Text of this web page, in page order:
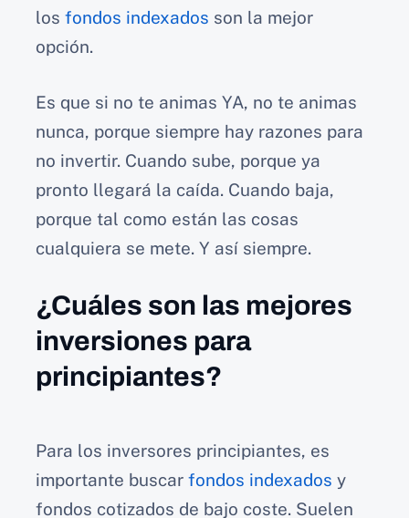
los fondos indexados son la mejor
opción.
Es que si no te animas YA, no te animas
nunca, porque siempre hay razones para
no invertir. Cuando sube, porque ya
pronto llegará la caída. Cuando baja,
porque tal como están las cosas
cualquiera se mete. Y así siempre.
¿Cuáles son las mejores
inversiones para
principiantes?
Para los inversores principiantes, es
importante buscar fondos indexados y
fondos cotizados de bajo coste. Suelen